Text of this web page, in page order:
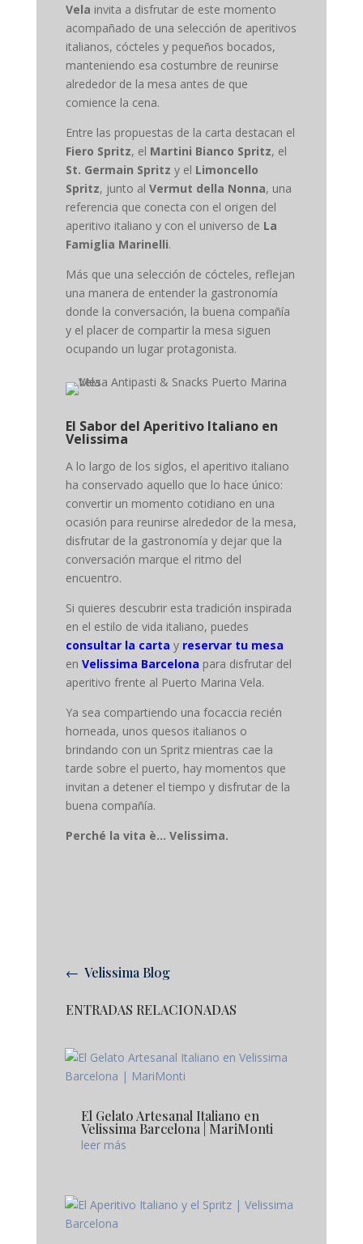
Vela invita a disfrutar de este momento
acompañado de una selección de aperitivos
italianos, cócteles y pequeños bocados,
manteniendo esa costumbre de reunirse
alrededor de la mesa antes de que
comience la cena.
Entre las propuestas de la carta destacan el
Fiero Spritz, el Martini Bianco Spritz, el
St. Germain Spritz y el Limoncello
Spritz, junto al Vermut della Nonna, una
referencia que conecta con el origen del
aperitivo italiano y con el universo de La
Famiglia Marinelli.
Más que una selección de cócteles, reflejan
una manera de entender la gastronomía
donde la conversación, la buena compañía
y el placer de compartir la mesa siguen
ocupando un lugar protagonista.
El Sabor del Aperitivo Italiano en
Velissima
A lo largo de los siglos, el aperitivo italiano
ha conservado aquello que lo hace único:
convertir un momento cotidiano en una
ocasión para reunirse alrededor de la mesa,
disfrutar de la gastronomía y dejar que la
conversación marque el ritmo del
encuentro.
Si quieres descubrir esta tradición inspirada
en el estilo de vida italiano, puedes
consultar la carta y reservar tu mesa
en Velissima Barcelona para disfrutar del
aperitivo frente al Puerto Marina Vela.
Ya sea compartiendo una focaccia recién
horneada, unos quesos italianos o
brindando con un Spritz mientras cae la
tarde sobre el puerto, hay momentos que
invitan a detener el tiempo y disfrutar de la
buena compañía.
Perché la vita è... Velissima.
← Velissima Blog
ENTRADAS RELACIONADAS
El Gelato Artesanal Italiano en
Velissima Barcelona | MariMonti
leer más